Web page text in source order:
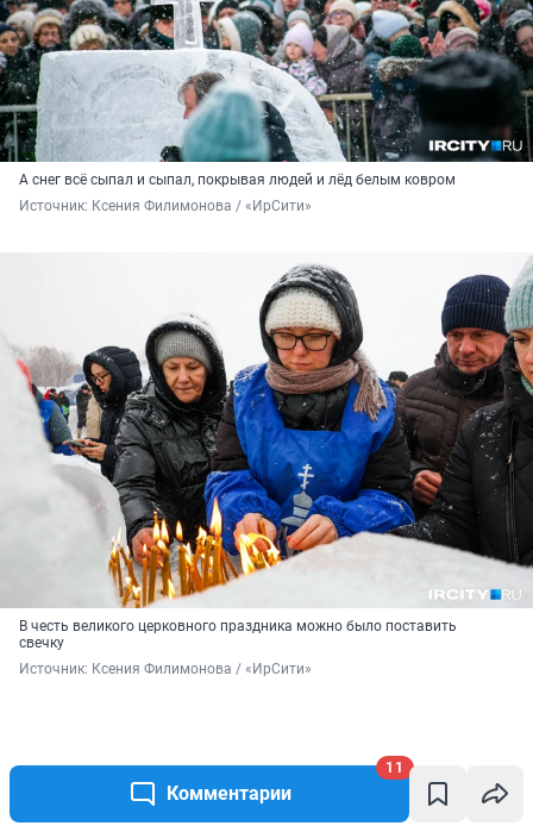
Комментарии
11
А снег всё сыпал и сыпал, покрывая людей и лёд белым ковром
Источник: Ксения Филимонова / «ИрСити»
В честь великого церковного праздника можно было поставить
свечку
Источник: Ксения Филимонова / «ИрСити»